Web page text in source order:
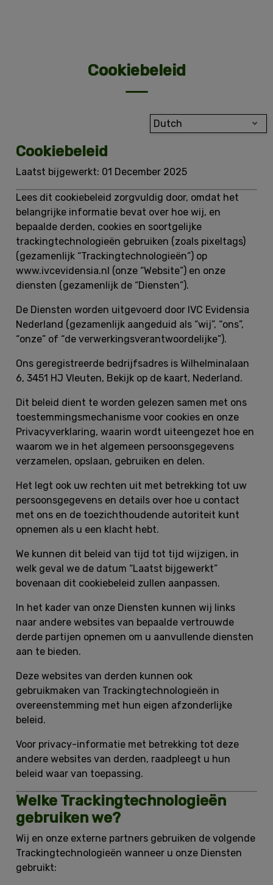
Cookiebeleid
Dutch
Cookiebeleid
Laatst bijgewerkt: 01 December 2025
Lees dit cookiebeleid zorgvuldig door, omdat het
belangrijke informatie bevat over hoe wij, en
bepaalde derden, cookies en soortgelijke
trackingtechnologieën gebruiken (zoals pixeltags)
(gezamenlijk “Trackingtechnologieën”) op
www.ivcevidensia.nl (onze “Website”) en onze
diensten (gezamenlijk de “Diensten”).
De Diensten worden uitgevoerd door IVC Evidensia
Nederland (gezamenlijk aangeduid als “wij”, “ons”,
“onze” of “de verwerkingsverantwoordelijke”).
Ons geregistreerde bedrijfsadres is Wilhelminalaan
6, 3451 HJ Vleuten, Bekijk op de kaart, Nederland.
Dit beleid dient te worden gelezen samen met ons
toestemmingsmechanisme voor cookies en onze
Privacyverklaring, waarin wordt uiteengezet hoe en
waarom we in het algemeen persoonsgegevens
verzamelen, opslaan, gebruiken en delen.
Het legt ook uw rechten uit met betrekking tot uw
persoonsgegevens en details over hoe u contact
met ons en de toezichthoudende autoriteit kunt
opnemen als u een klacht hebt.
We kunnen dit beleid van tijd tot tijd wijzigen, in
welk geval we de datum “Laatst bijgewerkt”
bovenaan dit cookiebeleid zullen aanpassen.
In het kader van onze Diensten kunnen wij links
naar andere websites van bepaalde vertrouwde
derde partijen opnemen om u aanvullende diensten
aan te bieden.
Deze websites van derden kunnen ook
gebruikmaken van Trackingtechnologieën in
overeenstemming met hun eigen afzonderlijke
beleid.
Voor privacy-informatie met betrekking tot deze
andere websites van derden, raadpleegt u hun
beleid waar van toepassing.
Welke Trackingtechnologieën
gebruiken we?
Wij en onze externe partners gebruiken de volgende
Trackingtechnologieën wanneer u onze Diensten
gebruikt: